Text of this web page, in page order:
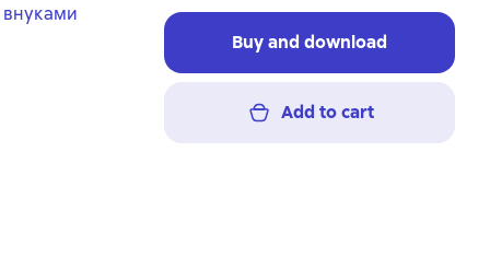
Buy and download
Add to cart